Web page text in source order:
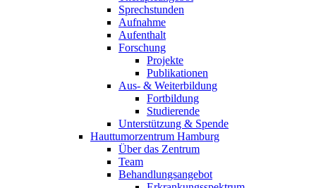
Sprechstunden
Aufnahme
Aufenthalt
Forschung
Projekte
Publikationen
Aus- & Weiterbildung
Fortbildung
Studierende
Unterstützung & Spende
Hauttumorzentrum Hamburg
Über das Zentrum
Team
Behandlungsangebot